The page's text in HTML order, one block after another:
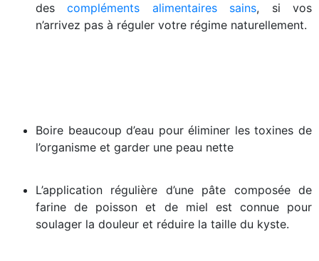
descompléments alimentaires sains, si vos
n’arrivez pas à réguler votre régime naturellement.
Boire beaucoup d’eau pour éliminer les toxines de
l’organisme et garder une peau nette
L’application régulière d’une pâte composée de
farine de poisson et de miel est connue pour
soulager la douleur et réduire la taille du kyste.